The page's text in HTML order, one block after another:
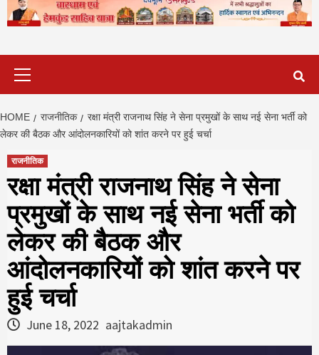
HOME राजनीतिक
रक्षा मंत्री राजनाथ सिंह ने सेना प्रमुखों के साथ नई सेना भर्ती को
लेकर की बैठक और आंदोलनकारियों को शांत करने पर हुई चर्चा
राजनीतिक
रक्षा मंत्री राजनाथ सिंह ने सेना
प्रमुखों के साथ नई सेना भर्ती को
लेकर की बैठक और
आंदोलनकारियों को शांत करने पर
हुई चर्चा
June 18, 2022 aajtakadmin